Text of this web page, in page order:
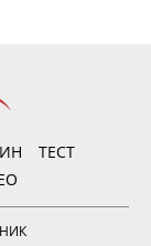
ТЕСТ